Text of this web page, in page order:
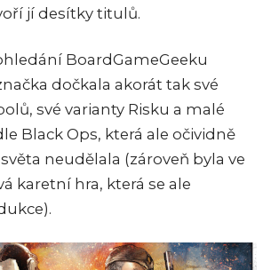
jí desítky titulů.
BoardGameGeeku
dočkala akorát tak své
své varianty Risku a malé
Black Ops, která ale očividně
neudělala (zároveň byla ve
karetní hra, která se ale